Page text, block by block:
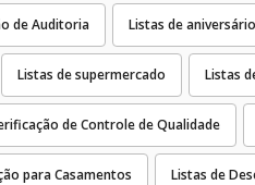
de Auditoria Listas de
Listas de supermercado Listas
de Controle de Qualidade
para Casamentos Listas de